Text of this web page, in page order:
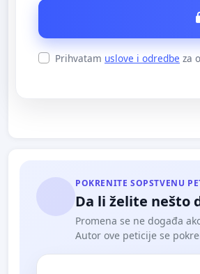
Prihvatam uslove i odredbe za
POKRENITE SOPSTVENU
Da li želite nešto
Promena se ne događa
Autor ove peticije se